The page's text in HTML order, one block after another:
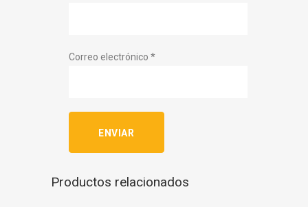
Correo electrónico *
Productos relacionados